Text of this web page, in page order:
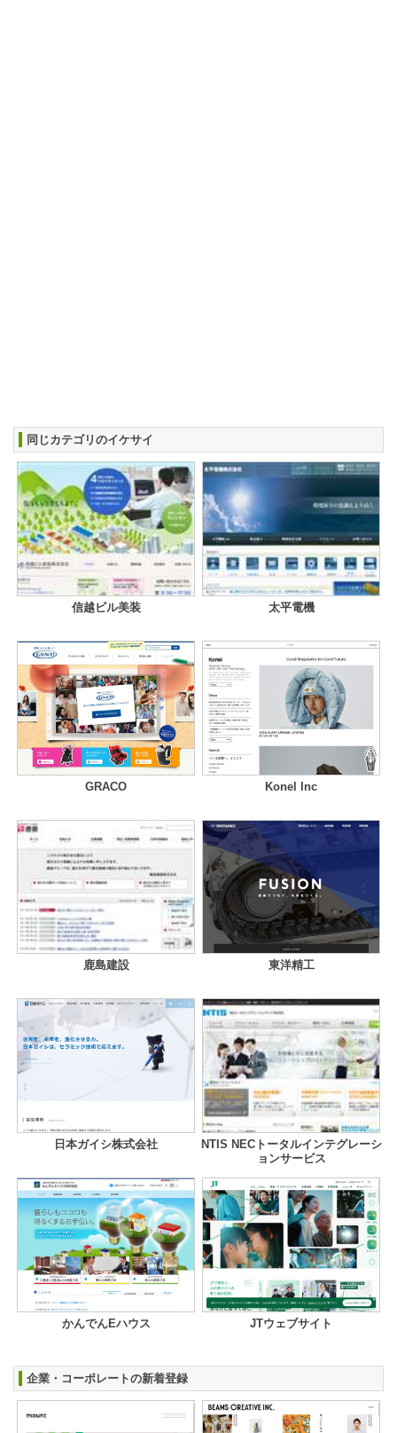
同じカテゴリのイケサイ
信越ビル美装 太平電機
GRACO Konel Inc
鹿島建設 東洋精工
日本ガイシ株式会社
NTIS NECトータルインテグレーシ
ョンサービス
かんでんEハウス JTウェブサイト
企業・コーポレートの新着登録